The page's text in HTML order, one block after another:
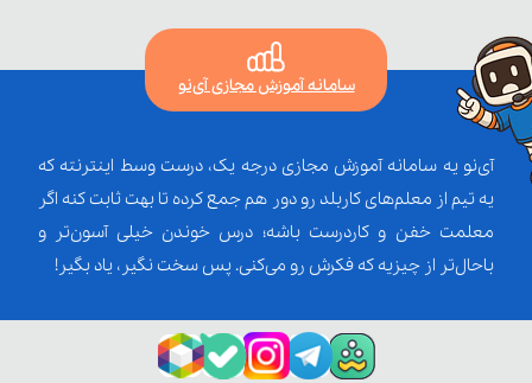
سامانه آموزش مجازی آی‌نو
آی‌نو یه سامانه آموزش مجازی درجه یک، درست وسط اینترنته که
یه تیم از معلم‌‌های کاربلد رو دور هم جمع کرده تا بهت ثابت کنه اگر
معلمت خفن و کاردرست باشه؛ درس خوندن خیلی آسون‌تر و
باحال‌تر از چیزیه که فکرش رو می‌کنی. پس سخت نگیر، یاد بگیر!